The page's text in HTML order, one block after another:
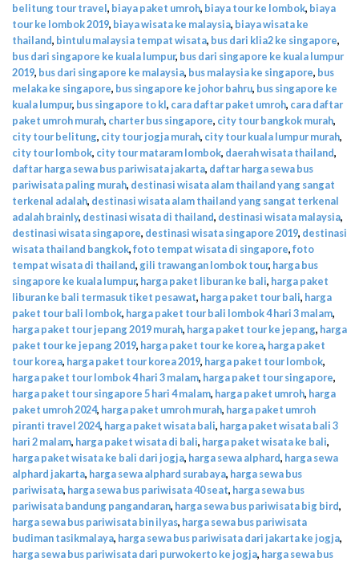
belitung tour travel, biaya paket umroh, biaya tour ke lombok, biaya
tour ke lombok 2019, biaya wisata ke malaysia, biaya wisata ke
thailand, bintulu malaysia tempat wisata, bus dari klia2 ke singapore,
bus dari singapore ke kuala lumpur, bus dari singapore ke kuala lumpur
2019, bus dari singapore ke malaysia, bus malaysia ke singapore, bus
melaka ke singapore, bus singapore ke johor bahru, bus singapore ke
kuala lumpur, bus singapore to kl, cara daftar paket umroh, cara daftar
paket umroh murah, charter bus singapore, city tour bangkok murah,
city tour belitung, city tour jogja murah, city tour kuala lumpur murah,
city tour lombok, city tour mataram lombok, daerah wisata thailand,
daftar harga sewa bus pariwisata jakarta, daftar harga sewa bus
pariwisata paling murah, destinasi wisata alam thailand yang sangat
terkenal adalah, destinasi wisata alam thailand yang sangat terkenal
adalah brainly, destinasi wisata di thailand, destinasi wisata malaysia,
destinasi wisata singapore, destinasi wisata singapore 2019, destinasi
wisata thailand bangkok,foto tempat wisata di singapore,foto
tempat wisata di thailand, gili trawangan lombok tour, harga bus
singapore ke kuala lumpur, harga paket liburan ke bali, harga paket
liburan ke bali termasuk tiket pesawat, harga paket tour bali, harga
paket tour bali lombok, harga paket tour bali lombok 4 hari 3 malam,
harga paket tour jepang 2019 murah, harga paket tour ke jepang, harga
paket tour ke jepang 2019, harga paket tour ke korea, harga paket
tour korea, harga paket tour korea 2019, harga paket tour lombok,
harga paket tour lombok 4 hari 3 malam, harga paket tour singapore,
harga paket tour singapore 5 hari 4 malam, harga paket umroh, harga
paket umroh 2024, harga paket umroh murah, harga paket umroh
piranti travel 2024, harga paket wisata bali, harga paket wisata bali 3
hari 2 malam, harga paket wisata di bali, harga paket wisata ke bali,
harga paket wisata ke bali dari jogja, harga sewa alphard, harga sewa
alphard jakarta, harga sewa alphard surabaya, harga sewa bus
pariwisata, harga sewa bus pariwisata 40 seat, harga sewa bus
pariwisata bandung pangandaran, harga sewa bus pariwisata big bird,
harga sewa bus pariwisata bin ilyas, harga sewa bus pariwisata
budiman tasikmalaya, harga sewa bus pariwisata dari jakarta ke jogja,
harga sewa bus pariwisata dari purwokerto ke jogja, harga sewa bus